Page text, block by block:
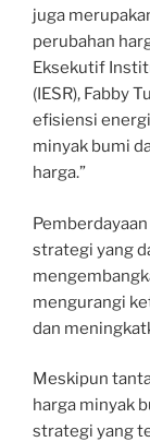
juga
perubahan
Eksekutif
(IESR), Fabby
efisiensi
minyak bumi
harga.”
strategi yang
mengurangi
dan
Meskipun
harga minyak
strategi yang